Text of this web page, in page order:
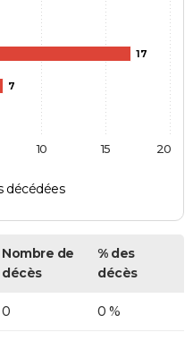
17
7
décédées
10 15 20
Nombre de
décès
% des
décès
0 0 %